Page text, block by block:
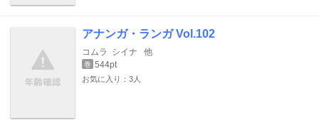
アナンガ・ランガ Vol.102
コムラ シイナ 他
巻 544pt
お気に入り：3人